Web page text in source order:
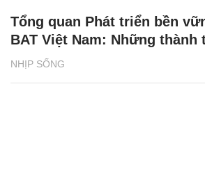
NHỊP SỐNG
Tổng quan Phát triển bền
BAT Việt Nam: Những